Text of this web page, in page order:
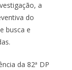
a
do
busca e
da 82ª DP